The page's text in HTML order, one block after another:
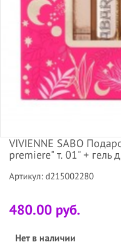
VIVIENNE SABO
premiere" т. 01" + гель
Артикул: d215002280
480.00 руб.
Нет в наличии